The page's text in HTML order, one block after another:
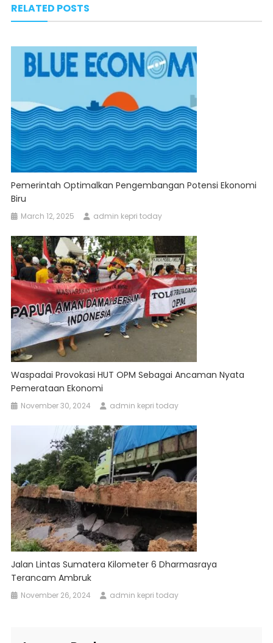
RELATED POSTS
Pemerintah Optimalkan Pengembangan Potensi Ekonomi
Biru
March 12, 2025 admin kepri today
Waspadai Provokasi HUT OPM Sebagai Ancaman Nyata
Pemerataan Ekonomi
November 30, 2024 admin kepri today
Jalan Lintas Sumatera Kilometer 6 Dharmasraya
Terancam Ambruk
November 26, 2024 admin kepri today